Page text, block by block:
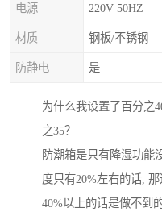
电源 220V 50HZ
材质 钢板/不锈钢
防静电 是
为什么我设置了百分之
之35？
防潮箱是只有降湿功能
度只有20%左右的话,
40%以上的话是做不到